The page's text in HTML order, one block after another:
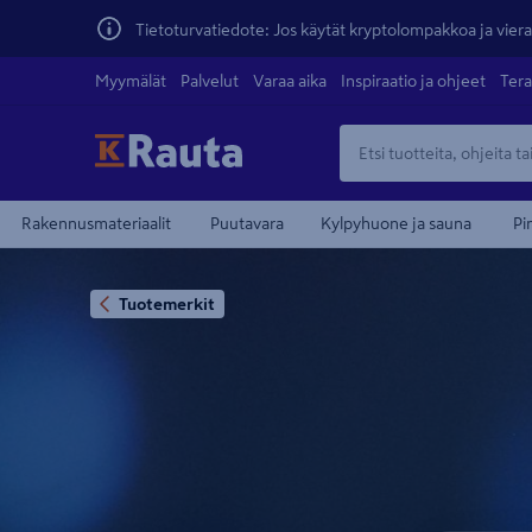
Tietoturvatiedote: Jos käytät kryptolompakkoa ja
Myymälät Palvelut Varaa aika Inspiraatio ja ohjeet
Rakennusmateriaalit Puutavara Kylpyhuone ja sauna
Tuotemerkit